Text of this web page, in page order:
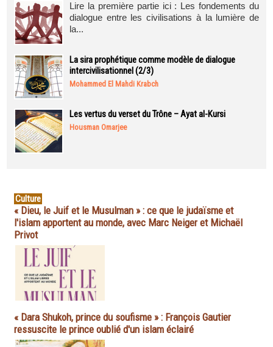
Lire la première partie ici : Les fondements du
dialogue entre les civilisations à la lumière de
la...
La sira prophétique comme modèle de dialogue
intercivilisationnel (2/3)
Mohammed El Mahdi Krabch
Les vertus du verset du Trône – Ayat al-Kursi
Housman Omarjee
Culture
« Dieu, le Juif et le Musulman » : ce que le judaïsme et
l'islam apportent au monde, avec Marc Neiger et Michaël
Privot
« Dara Shukoh, prince du soufisme » : François Gautier
ressuscite le prince oublié d'un islam éclairé